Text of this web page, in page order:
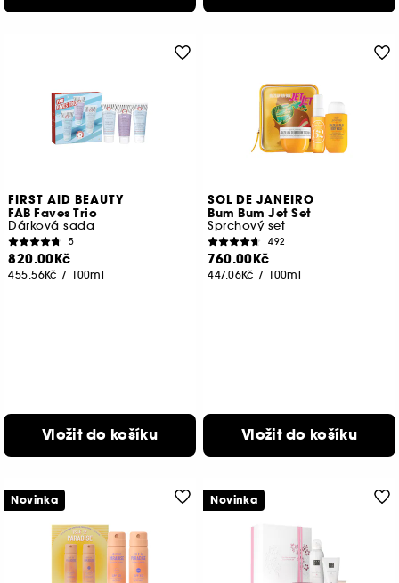
FIRST AID BEAUTY
FAB Faves Trio
Dárková sada
5
820.00Kč
455.56Kč / 100ml
Vložit do košíku
SOL DE JANEIRO
Bum Bum Jet Set
Sprchový set
492
760.00Kč
447.06Kč / 100ml
Vložit do košíku
Novinka Novinka